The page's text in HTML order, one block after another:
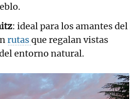
: ideal para los amantes del
rutasque regalan vistas
entorno natural.